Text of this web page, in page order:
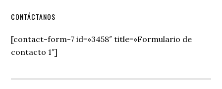
Secondary
Sidebar
CONTÁCTANOS
[contact-form-7 id=»3458″ title=»Formulario de
contacto 1″]